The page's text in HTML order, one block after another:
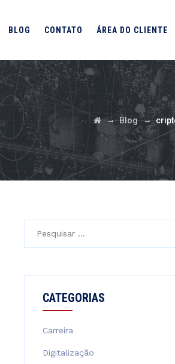
BLOG CONTATO ÁREA DO CLIENTE
→ Blog→
CATEGORIAS
Carreira
Digitalização